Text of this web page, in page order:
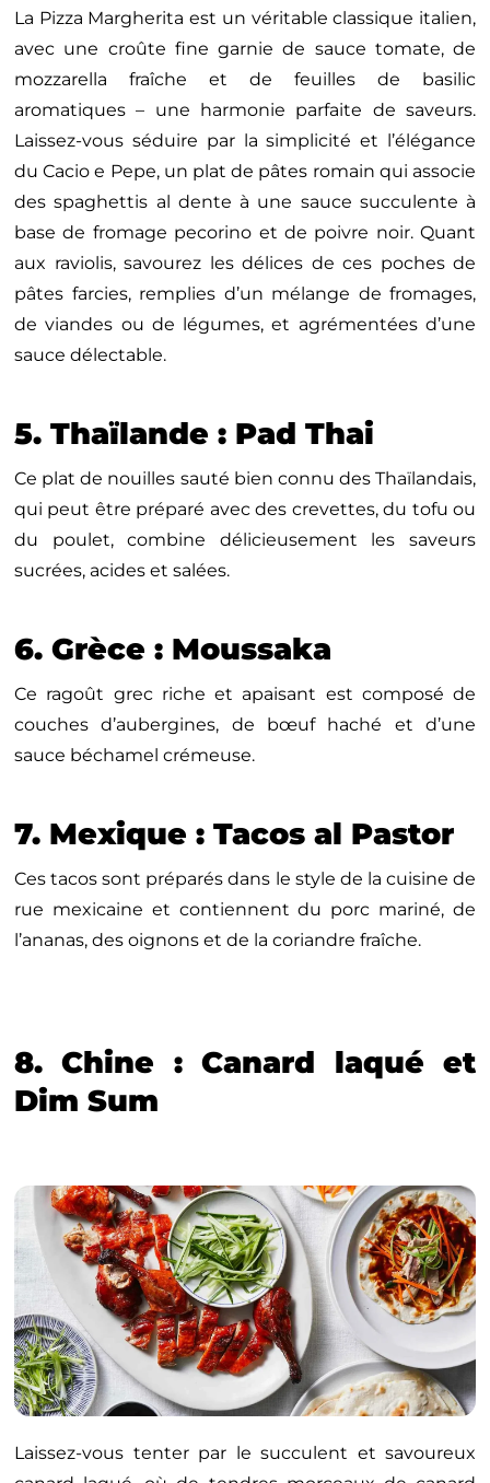
La Pizza Margherita est un véritable classique italien,
avec une croûte fine garnie de sauce tomate, de
mozzarella fraîche et de feuilles de basilic
aromatiques – une harmonie parfaite de saveurs.
Laissez-vous séduire par la simplicité et l’élégance
du Cacio e Pepe, un plat de pâtes romain qui associe
des spaghettis al dente à une sauce succulente à
base de fromage pecorino et de poivre noir. Quant
aux raviolis, savourez les délices de ces poches de
pâtes farcies, remplies d’un mélange de fromages,
de viandes ou de légumes, et agrémentées d’une
sauce délectable.
5. Thaïlande : Pad Thai
Ce plat de nouilles sauté bien connu des Thaïlandais,
qui peut être préparé avec des crevettes, du tofu ou
du poulet, combine délicieusement les saveurs
sucrées, acides et salées.
6. Grèce : Moussaka
Ce ragoût grec riche et apaisant est composé de
couches d’aubergines, de bœuf haché et d’une
sauce béchamel crémeuse.
7. Mexique : Tacos al Pastor
Ces tacos sont préparés dans le style de la cuisine de
rue mexicaine et contiennent du porc mariné, de
l’ananas, des oignons et de la coriandre fraîche.
8. Chine : Canard laqué et
Dim Sum
Laissez-vous tenter par le succulent et savoureux